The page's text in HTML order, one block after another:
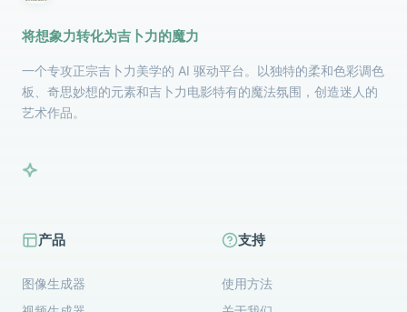
将想象力转化为吉卜力的魔力
一个专攻正宗吉卜力美学的 AI 驱动平台。以独特的柔和色彩调色
板、奇思妙想的元素和吉卜力电影特有的魔法氛围，创造迷人的
艺术作品。
产品
图像生成器
支持
使用方法